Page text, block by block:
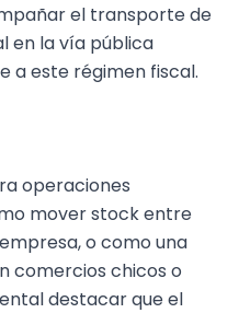
el transporte de
en la vía pública
a este régimen fiscal.
mover stock entre
o como una
comercios chicos o
destacar que el